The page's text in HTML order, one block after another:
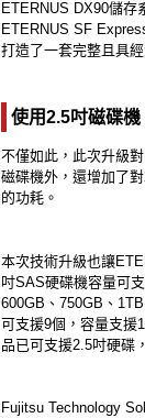
ETERNUS DX90儲存
ETERNUS SF
打造了一套完整且具
使用2.5吋磁碟
不僅如此，此次升級
磁碟機外，還增加了
的功耗。
本次技術升級也讓
吋SAS硬碟機容量可
600GB、750GB、
可支援9個，容量支援
品已可支援2.5吋硬碟
Fujitsu Technology